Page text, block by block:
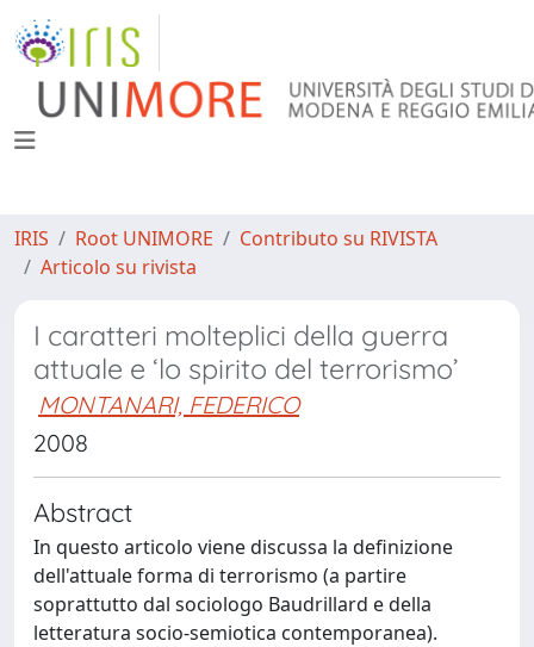
IRIS Root UNIMORE
Contributo su RIVISTA
Articolo su rivista
I caratteri molteplici della guerra
attuale e ‘lo spirito del terrorismo’
MONTANARI, FEDERICO
2008
Abstract
In questo articolo viene discussa la definizione
dell'attuale forma di terrorismo (a partire
soprattutto dal sociologo Baudrillard e della
letteratura socio-semiotica contemporanea).